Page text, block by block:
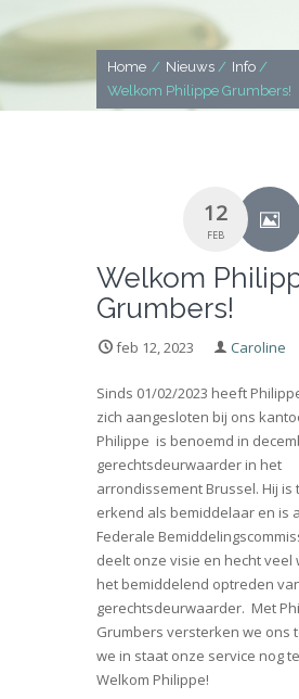
Home / Nieuws / Info /
Welkom Philippe Grumbers!
12
FEB
Welkom
Grumbers!
feb 12, 2023 Caroline
Sinds 01/02/2023 heeft
zich aangesloten bij ons
Philippe is benoemd in
gerechtsdeurwaarder in het
arrondissement Brussel. Hij is
erkend als bemiddelaar en is
Federale
deelt onze visie en hecht veel
het bemiddelend optreden
gerechtsdeurwaarder. Met
Grumbers versterken we ons
we in staat onze service nog
Welkom Philippe!